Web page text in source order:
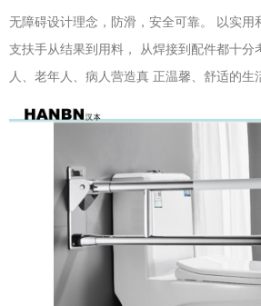
无障碍设计理念，防滑，安全可靠。 以实用
支扶手从结果到用料， 从焊接到配件都十分
人、老年人、病人营造真 正温馨、舒适的生